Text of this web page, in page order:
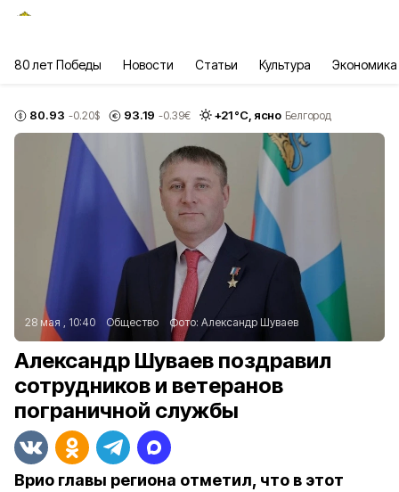
80 лет Победы Новости Статьи Культура Экономика
80.93 -0.20$ 93.19 -0.39€ +21°С, ясно Белгород
28 мая , 10:40 Общество Фото: Александр Шуваев
Александр Шуваев поздравил
сотрудников и ветеранов
пограничной службы
Врио главы региона отметил, что в этот